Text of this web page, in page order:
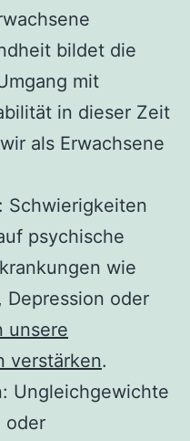
bildet die
mit
in dieser Zeit
als Erwachsene
Schwierigkeiten
psychische
wie
Depression oder
unsere
verstärken.
Ungleichgewichte
oder